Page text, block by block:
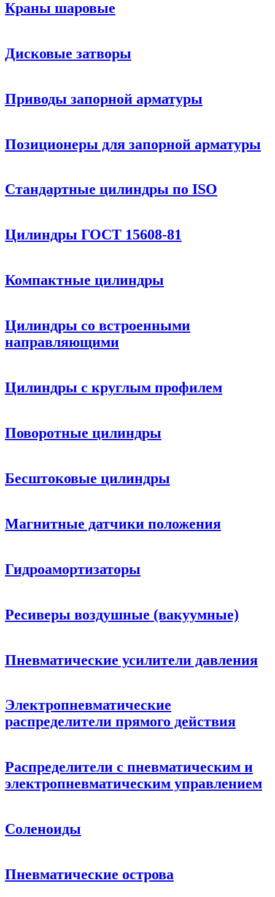
Краны шаровые
Дисковые затворы
Приводы запорной арматуры
Позиционеры для запорной арматуры
Стандартные цилиндры по ISO
Цилиндры ГОСТ 15608-81
Компактные цилиндры
Цилиндры со встроенными
направляющими
Цилиндры с круглым профилем
Поворотные цилиндры
Бесштоковые цилиндры
Магнитные датчики положения
Гидроамортизаторы
Ресиверы воздушные (вакуумные)
Пневматические усилители давления
Электропневматические
распределители прямого действия
Распределители с пневматическим и
электропневматическим управлением
Соленоиды
Пневматические острова